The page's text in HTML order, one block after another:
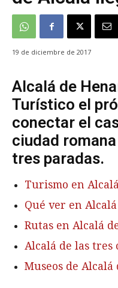
19 de diciembre de 2017
Alcalá de
Turístico el
conectar el
ciudad
tres paradas.
Turismo en
Qué ver en
Rutas en Alcalá
Alcalá de las tres
Museos de Alcalá